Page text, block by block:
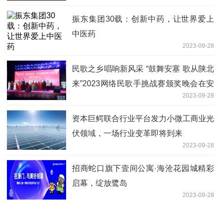
振东集团30载：创新中药，让世界爱上
中医药
2023-09-28
民歌之乡唱响新风采 “鼓舞安塞 歌从陕北
来”2023网络民歌手挑战赛颁奖晚会在安
2023-09-28
资本巨鳄联合行业平台发力小微工商业光
伏领域，一场行业变革即将到来
2023-09-28
招商蛇口旗下壹间公寓·海沧花园城精彩
启幕，绽放鹭岛
2023-09-28